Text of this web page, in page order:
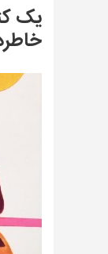
یک